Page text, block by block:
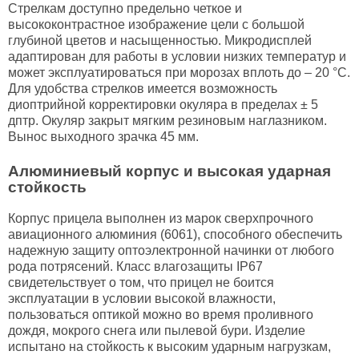
Стрелкам доступно предельно четкое и
высококонтрастное изображение цели с большой
глубиной цветов и насыщенностью. Микродисплей
адаптирован для работы в условии низких температур и
может эксплуатироваться при морозах вплоть до – 20 °С.
Для удобства стрелков имеется возможность
диоптрийной корректировки окуляра в пределах ± 5
дптр. Окуляр закрыт мягким резиновым наглазником.
Вынос выходного зрачка 45 мм.
Алюминиевый корпус и высокая ударная
стойкость
Корпус прицела выполнен из марок сверхпрочного
авиационного алюминия (6061), способного обеспечить
надежную защиту оптоэлектронной начинки от любого
рода потрясений. Класс влагозащиты IP67
свидетельствует о том, что прицел не боится
эксплуатации в условии высокой влажности,
пользоваться оптикой можно во время проливного
дождя, мокрого снега или пылевой бури. Изделие
испытано на стойкость к высоким ударным нагрузкам,